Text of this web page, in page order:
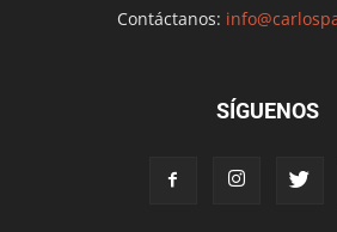
Contáctanos:
SÍGUENOS